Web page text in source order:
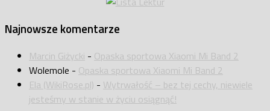
Najnowsze komentarze
Marcin Giżycki - Opaska sportowa Xiaomi Mi Band 2
Wolemole - Opaska sportowa Xiaomi Mi Band 2
Ela (WikiRose.pl) - Wytrwałość – bez tej cechy, niewiele
jesteśmy w stanie w życiu osiągnąć!